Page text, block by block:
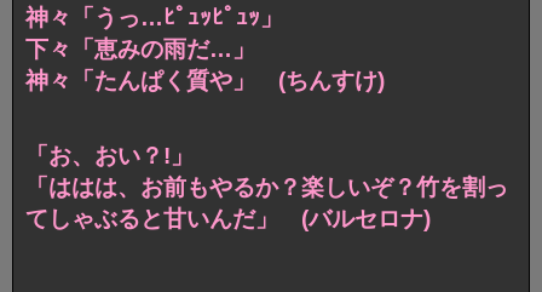
神々「うっ…ﾋﾟｭｯﾋﾟｭｯ」
下々「恵みの雨だ…」
神々「たんぱく質や」 (ちんすけ)
「お、おい？!」
「ははは、お前もやるか？楽しいぞ？竹を割っ
てしゃぶると甘いんだ」 (バルセロナ)